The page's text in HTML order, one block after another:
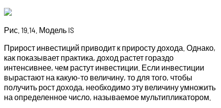
Рис. 19.14. Модель IS
Прирост инвестиций приводит к приросту дохода. Однако,
как показывает практика, доход растет гораздо
интенсивнее, чем растут инвестиции. Если инвестиции
вырастают на какую-то величину, то для того, чтобы
получить рост дохода, необхо­димо эту величину умножить
на определенное число, называе­мое мультипликатором.